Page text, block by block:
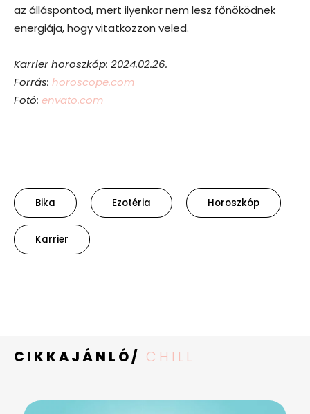
az álláspontod, mert ilyenkor nem lesz főnöködnek
energiája, hogy vitatkozzon veled.
Karrier horoszkóp: 2024.02.26.
Forrás: horoscope.com
Fotó: envato.com
Bika Ezotéria Horoszkóp
Karrier
CIKKAJÁNLÓ/ CHILL